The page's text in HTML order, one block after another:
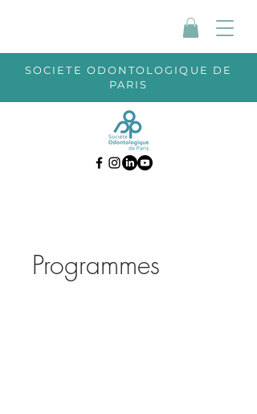
SOCIETE ODONTOLOGIQUE DE
PARIS
Programmes